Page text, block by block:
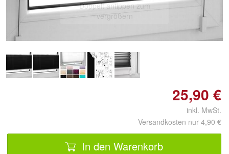
Doppelt antippen zum
vergrößern
25,90 €
inkl. MwSt.
Versandkosten nur 4,90 €
In den Warenkorb